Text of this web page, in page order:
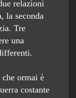
relazioni
la seconda
Tre
una
che ormai è
costante